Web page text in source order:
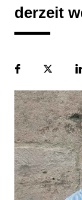
derzeit
FacebookPlattform